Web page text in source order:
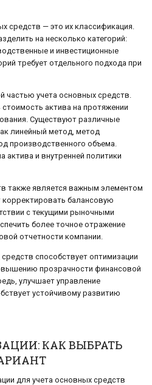
средств — это их классификация.
на несколько категорий:
и инвестиционные
требует отдельного подхода при
частью учета основных средств.
актива на протяжении
Существуют различные
линейный метод, метод
производственного объема.
актива и внутренней политики
также является важным элементом
корректировать балансовую
с текущими рыночными
более точное отражение
отчетности компании.
способствует оптимизации
прозрачности финансовой
улучшает управление
устойчивому развитию
КАК ВЫБРАТЬ
для учета основных средств